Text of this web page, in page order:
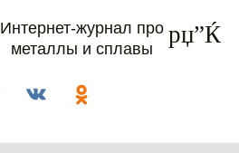
Интернет-журнал про
металлы и сплавы